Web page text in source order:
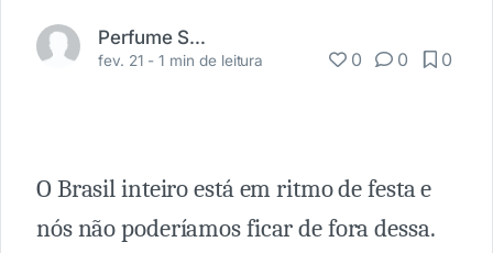
Perfume Shopping
fev. 21 -1 min de leitura 0 0 0
O Brasil inteiro está em ritmo de festa e
nós não poderíamos ficar de fora dessa.